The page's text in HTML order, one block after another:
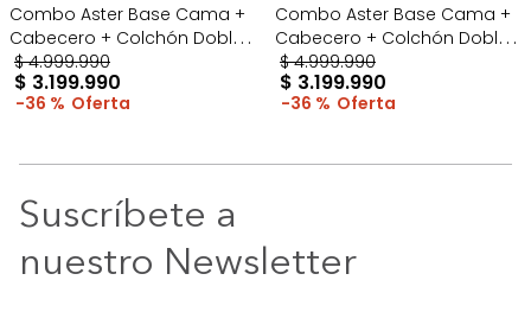
Combo Aster Base Cama +
Cabecero + Colchón Doble
Taupe/Madera
$ 4.999.990
$ 3.199.990
36 %
Combo Aster Base Cama +
Cabecero + Colchón Doble
Taupe/Cromo
$ 4.999.990
$ 3.199.990
36 %
Suscríbete a
nuestro Newsletter